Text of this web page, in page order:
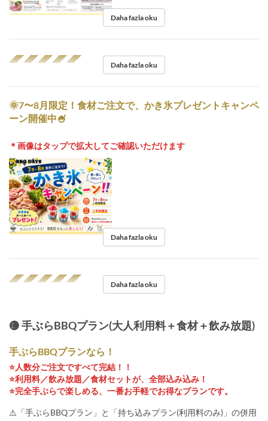
Daha fazla oku
◢◤◢◤◢◤◢◤◢◤
Daha fazla oku
🌞7〜8月限定！食材ご注文で、かき氷プレゼントキャンペ
ーン開催中🍧
＊画像はタップで拡大してご確認いただけます
Daha fazla oku
◢◤◢◤◢◤◢◤◢◤
Daha fazla oku
🟡 手ぶらBBQプラン(大人利用料＋食材＋飲み放題)
手ぶらBBQプランなら！
⭐️人数分ご注文ですべて完結！！
⭐️利用料／飲み放題／食材セットが、全部込み込み！
⭐️完全手ぶらで楽しめる、一番お手軽でお得なプランです。
⚠️「手ぶらBBQプラン」と「持ち込みプラン(利用料のみ)」の併用